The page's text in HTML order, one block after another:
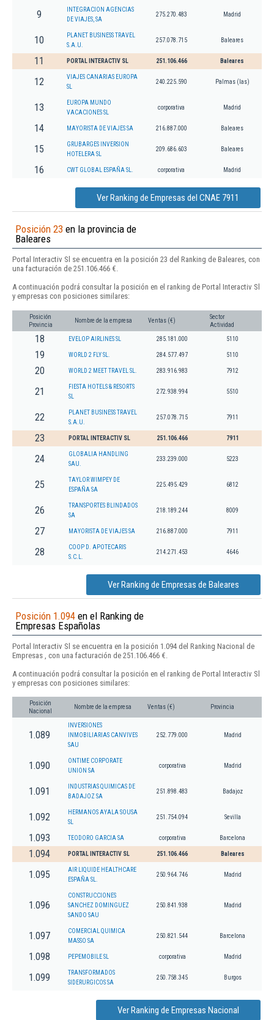
9
INTEGRACION AGENCIAS
DE VIAJES, SA
275.270.483 Madrid
10
PLANET BUSINESS TRAVEL
S.A.U.
257.078.715 Baleares
11 PORTAL INTERACTIV SL 251.106.466 Baleares
12
VIAJES CANARIAS EUROPA
SL
240.225.590 Palmas (las)
13
EUROPA MUNDO
VACACIONES SL
corporativa Madrid
14 MAYORISTA DE VIAJES SA 216.887.000 Baleares
15
GRUBARGES INVERSION
HOTELERA SL
209.686.603 Baleares
16 CWT GLOBAL ESPAÑA SL. corporativa Madrid
Ver Ranking de Empresas del CNAE 7911
Posición 23 en la provincia de
Baleares
Portal Interactiv Sl se encuentra en la posición 23 del Ranking de Baleares, con
una facturación de 251.106.466 €.
A continuación podrá consultar la posición en el ranking de Portal Interactiv Sl
y empresas con posiciones similares:
Posición
Provincia
Nombre de la empresa Ventas (€)
Sector
Actividad
18 EVELOP AIRLINES SL 285.181.000 5110
19 WORLD 2 FLY SL. 284.577.497 5110
20 WORLD 2 MEET TRAVEL SL. 283.916.983 7912
21
FIESTA HOTELS & RESORTS
SL
272.938.994 5510
22
PLANET BUSINESS TRAVEL
S.A.U.
257.078.715 7911
23 PORTAL INTERACTIV SL 251.106.466 7911
24
GLOBALIA HANDLING
SAU.
233.239.000 5223
25
TAYLOR WIMPEY DE
ESPAÑA SA
225.495.429 6812
26
TRANSPORTES BLINDADOS
SA
218.189.244 8009
27 MAYORISTA DE VIAJES SA 216.887.000 7911
28
COOP D. APOTECARIS
S.C.L.
214.271.453 4646
Ver Ranking de Empresas de Baleares
Posición 1.094 en el Ranking de
Empresas Españolas
Portal Interactiv Sl se encuentra en la posición 1.094 del Ranking Nacional de
Empresas , con una facturación de 251.106.466 €.
A continuación podrá consultar la posición en el ranking de Portal Interactiv Sl
y empresas con posiciones similares:
Posición
Nacional
Nombre de la empresa Ventas (€) Provincia
1.089
INVERSIONES
INMOBILIARIAS CANVIVES
SAU
252.779.000 Madrid
1.090
ONTIME CORPORATE
UNION SA
corporativa Madrid
1.091
INDUSTRIAS QUIMICAS DE
BADAJOZ SA
251.898.483 Badajoz
1.092
HERMANOS AYALA SOUSA
SL
251.754.094 Sevilla
1.093 TEODORO GARCIA SA corporativa Barcelona
1.094 PORTAL INTERACTIV SL 251.106.466 Baleares
1.095
AIR LIQUIDE HEALTHCARE
ESPAÑA SL.
250.964.746 Madrid
1.096
CONSTRUCCIONES
SANCHEZ DOMINGUEZ
SANDO SAU
250.841.938 Madrid
1.097
COMERCIAL QUIMICA
MASSO SA
250.821.544 Barcelona
1.098 PEPEMOBILE SL corporativa Madrid
1.099
TRANSFORMADOS
SIDERURGICOS SA
250.758.345 Burgos
Ver Ranking de Empresas Nacional